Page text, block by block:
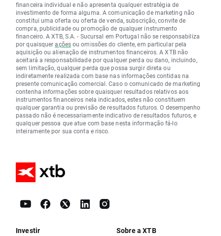
financeira individual e não apresenta qualquer estratégia de
investimento de forma alguma. A comunicação de marketing não
constitui uma oferta ou oferta de venda, subscrição, convite de
compra, publicidade ou promoção de qualquer instrumento
financeiro. A XTB, S.A. - Sucursal em Portugal não se responsabiliza
por quaisqueraçõesou omissões do cliente, em particular pela
aquisição ou alienação de instrumentos financeiros. A XTB não
aceitará a responsabilidade por qualquer perda ou dano, incluindo,
sem limitação, qualquer perda que possa surgir direta ou
indiretamente realizada com base nas informações contidas na
presente comunicação comercial. Caso o comunicado de marketing
contenha informações sobre quaisquer resultados relativos aos
instrumentos financeiros nela indicados, estes não constituem
qualquer garantia ou previsão de resultados futuros. O desempenho
passado não é necessariamente indicativo de resultados futuros, e
qualquer pessoa que atue com base nesta informação fá-lo
inteiramente por sua conta e risco.
Investir Sobre a XTB